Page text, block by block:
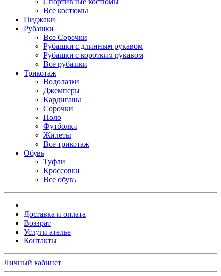
Все костюмы
Пиджаки
Рубашки
Все Сорочки
Рубашки с длинным рукавом
Рубашки с коротким рукавом
Все рубашки
Трикотаж
Водолазки
Джемперы
Кардиганы
Сорочки
Поло
Футболки
Жилеты
Все трикотаж
Обувь
Туфли
Кроссовки
Все обувь
Доставка и оплата
Возврат
Услуги ателье
Контакты
Личный кабинет